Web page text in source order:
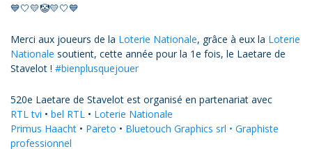
💙🤍💛🤡💛🤍💙
Merci aux joueurs de la Loterie Nationale, grâce à eux la Loterie
Nationale soutient, cette année pour la 1e fois, le Laetare de
Stavelot ! #bienplusquejouer
520e Laetare de Stavelot est organisé en partenariat avec
RTL tvi • bel RTL • Loterie Nationale
Primus Haacht • Pareto • Bluetouch Graphics srl • Graphiste
professionnel